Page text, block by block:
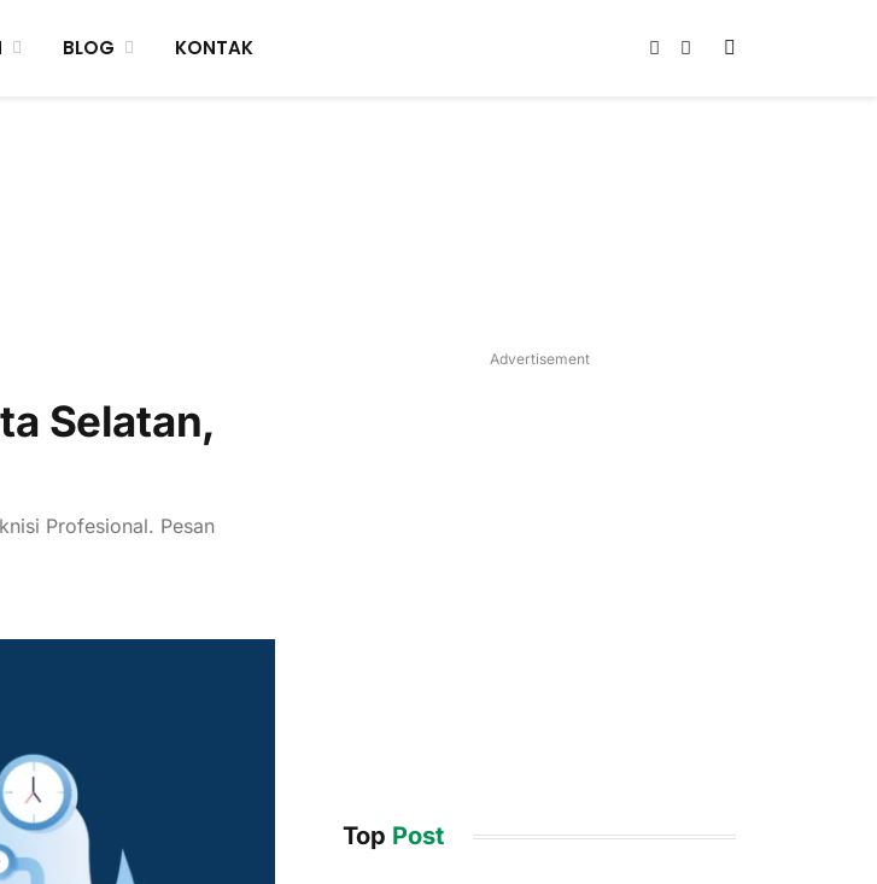
BLOG KONTAK Instagram
TikTok
Selatan,
Profesional. Pesan
Advertisement
Top Post